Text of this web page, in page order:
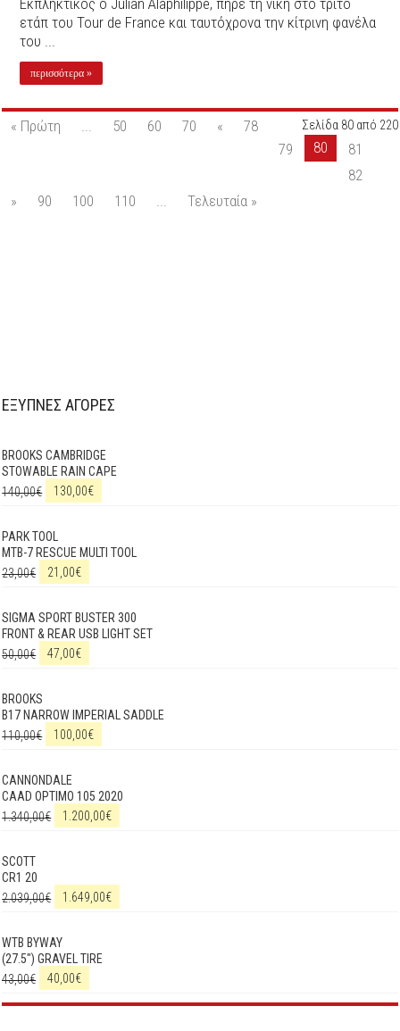
ετάπ του Tour de France και ταυτόχρονα την κίτρινη φανέλα
του ...
περισσότερα »
Σελίδα 80 από 220
« Πρώτη 50 60 70 «
78
79
80
81
82
»
90 100 110 Τελευταία »
ΕΞΥΠΝΕΣ ΑΓΟΡΕΣ
BROOKS CAMBRIDGE
STOWABLE RAIN CAPE
140,00€ 130,00€
PARK TOOL
MTB-7 RESCUE MULTI TOOL
23,00€ 21,00€
SIGMA SPORT BUSTER 300
FRONT & REAR USB LIGHT SET
50,00€ 47,00€
BROOKS
B17 NARROW IMPERIAL SADDLE
110,00€ 100,00€
CANNONDALE
CAAD OPTIMO 105 2020
1.340,00€ 1.200,00€
SCOTT
CR1 20
2.039,00€ 1.649,00€
WTB BYWAY
(27.5") GRAVEL TIRE
43,00€ 40,00€